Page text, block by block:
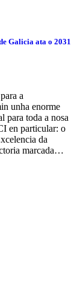
Galicia ata o 2031
a
unha enorme
para toda a nosa
en particular: o
da
marcada…